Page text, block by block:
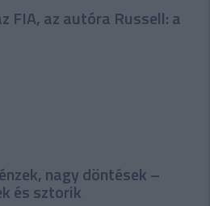
FIA, az autóra Russell: a
nagy döntések –
és sztorik